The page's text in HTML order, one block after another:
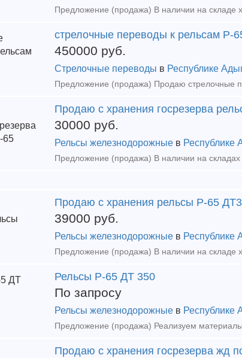
стрелочные переводы к рельсам Р-
450000 руб.
Стрелочные переводы в Республике
Продаю с хранения госрезерва
30000 руб.
Рельсы железнодорожные в Республике
Продаю с хранения рельсы Р-65
39000 руб.
Рельсы железнодорожные в Республике
Рельсы Р-65 ДТ 350
По запросу
Рельсы железнодорожные в Республике
Продаю с хранения госрезерва жд